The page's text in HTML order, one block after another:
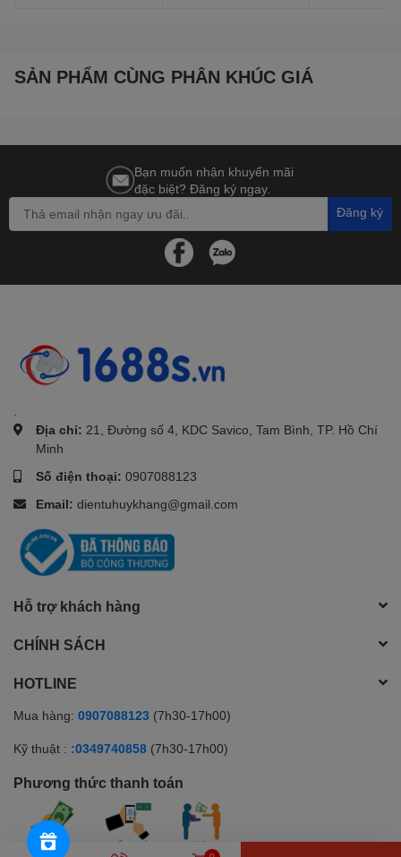
SẢN PHẨM CÙNG PHÂN KHÚC GIÁ
Bạn muốn nhận khuyến mãi
đặc biệt? Đăng ký ngay.
Đăng ký
Địa chỉ: 21, Đường số 4, KDC Savico, Tam Bình, TP. Hồ Chí
Minh
Số điện thoại: 0907088123
Email: dientuhuykhang@gmail.com
Hỗ trợ khách hàng
CHÍNH SÁCH
HOTLINE
Mua hàng: 0907088123 (7h30-17h00)
Kỹ thuật : :0349740858 (7h30-17h00)
Phương thức thanh toán